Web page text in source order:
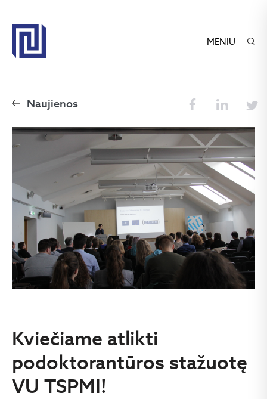
MENIU
Naujienos
Kviečiame atlikti
podoktorantūros stažuotę
VU TSPMI!